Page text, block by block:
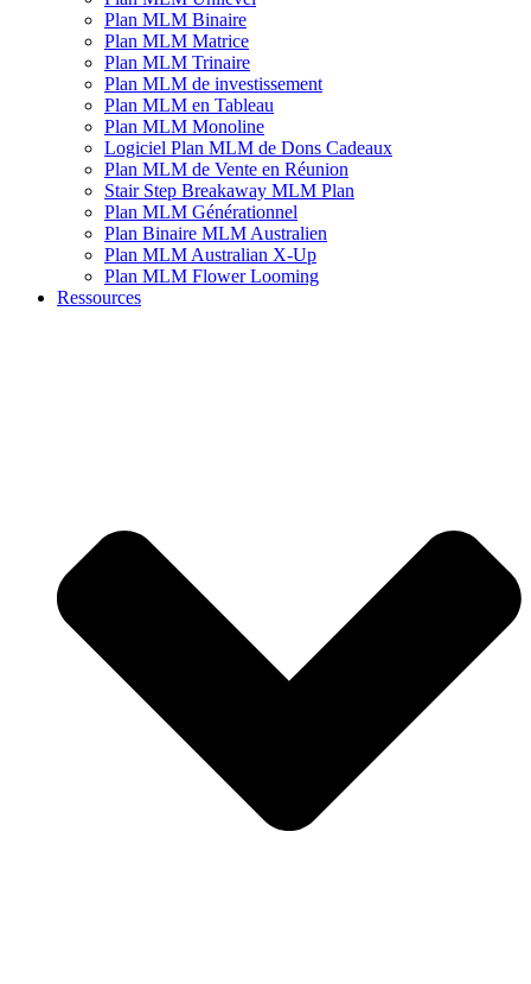
Plan MLM Binaire
Plan MLM Matrice
Plan MLM Trinaire
Plan MLM de investissement
Plan MLM en Tableau
Plan MLM Monoline
Logiciel Plan MLM de Dons Cadeaux
Plan MLM de Vente en Réunion
Stair Step Breakaway MLM Plan
Plan MLM Générationnel
Plan Binaire MLM Australien
Plan MLM Australian X-Up
Plan MLM Flower Looming
Ressources